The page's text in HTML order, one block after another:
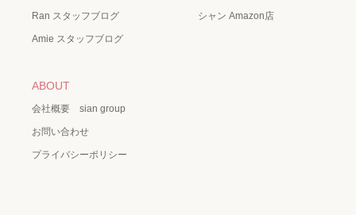
Ran スタッフブログ
Amie スタッフブログ
シャン Amazon店
ABOUT
会社概要 sian group
お問い合わせ
プライバシーポリシー